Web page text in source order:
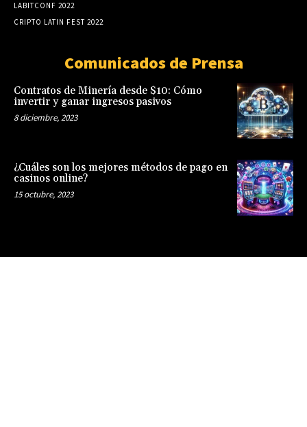
LABITCONF 2022
CRIPTO LATIN FEST 2022
Comunicados de Prensa
Contratos de Minería desde $10: Cómo
invertir y ganar ingresos pasivos
8 diciembre, 2023
¿Cuáles son los mejores métodos de pago en
casinos online?
15 octubre, 2023